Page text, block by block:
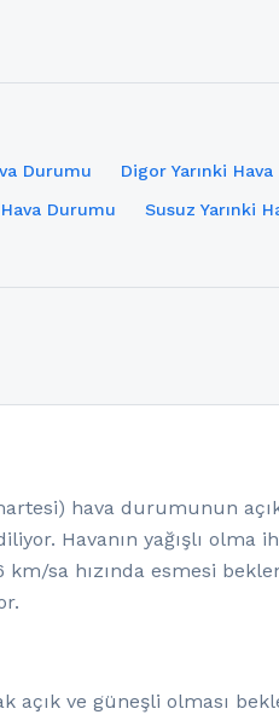
Durumu Digor Yarınki
Durumu Susuz Yarınki
hava durumunun
Havanın yağışlı
sa hızında esmesi
ve güneşli olması